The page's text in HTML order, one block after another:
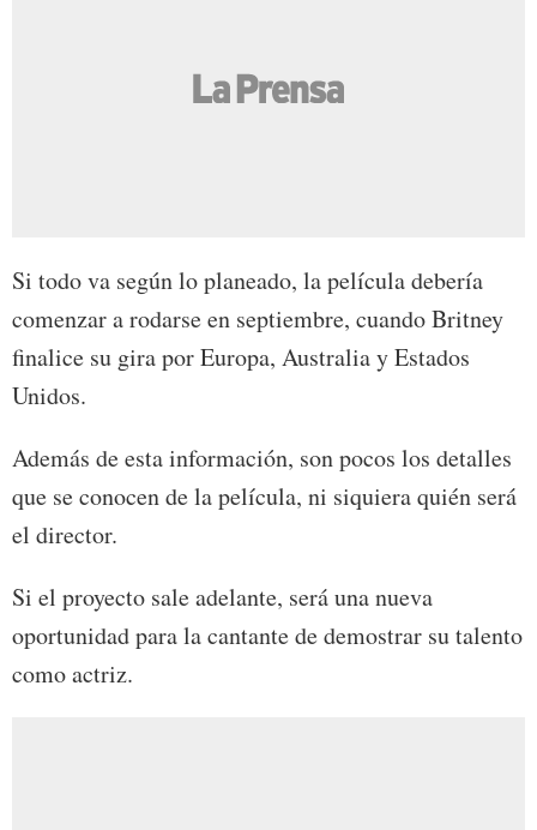
Si todo va según lo planeado, la película debería
comenzar a rodarse en septiembre, cuando Britney
finalice su gira por Europa, Australia y Estados
Unidos.
Además de esta información, son pocos los detalles
que se conocen de la película, ni siquiera quién será
el director.
Si el proyecto sale adelante, será una nueva
oportunidad para la cantante de demostrar su talento
como actriz.